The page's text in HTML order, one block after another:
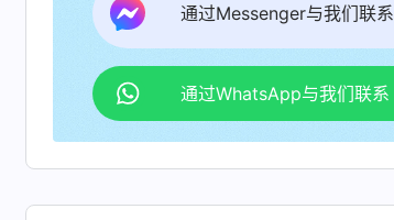
通过Messenger与我们联系
通过WhatsApp与我们联系